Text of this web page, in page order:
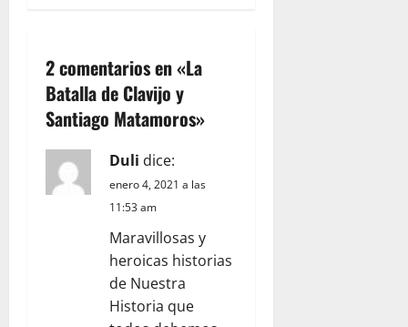
a
c
i
n
2 comentarios en «La
Batalla de Clavijo y
Santiago Matamoros»
Duli dice:
enero 4, 2021 a las
11:53 am
Maravillosas y
heroicas historias
de Nuestra
Historia que